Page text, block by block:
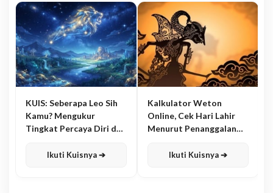
KUIS: Seberapa Leo Sih
Kamu? Mengukur
Tingkat Percaya Diri dan
Ikuti Kuisnya ➔
Kalkulator Weton
Online, Cek Hari Lahir
Menurut Penanggalan
Ikuti Kuisnya ➔